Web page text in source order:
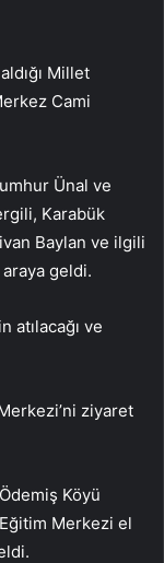
Millet
Cami
Ünal ve
Karabük
Baylan ve ilgili
geldi.
atılacağı ve
ziyaret
Köyü
Merkezi el